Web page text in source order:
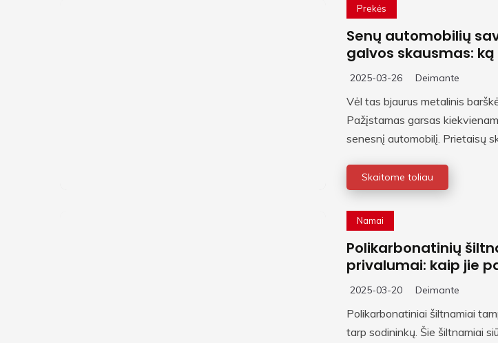
Prekės
Senų automobilių
galvos skausmas:
katalizatoriaus
daugiau nei mašina?
2025-03-26 Deimante
Vėl tas bjaurus metalinis
Pažįstamas garsas
senesnį automobilį. Prietaisų
Skaitome toliau
Namai
Polikarbonatinių
privalumai: kaip jie
augalų augimą ir
2025-03-20 Deimante
Polikarbonatiniai šiltnamiai
tarp sodininkų. Šie šiltnamiai